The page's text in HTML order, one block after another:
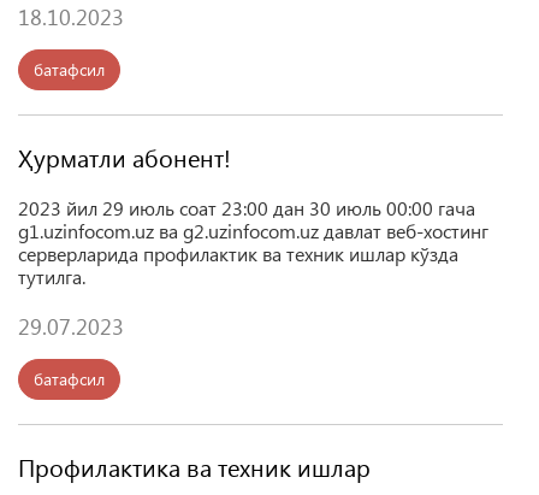
18.10.2023
батафсил
Ҳурматли абонент!
2023 йил 29 июль соат 23:00 дан 30 июль00:00 гача
g1.uzinfocom.uz ва g2.uzinfocom.uz давлат веб-хостинг
серверларида профилактик ва техник ишлар кўзда
тутилга.
29.07.2023
батафсил
Профилактика ва техник ишлар